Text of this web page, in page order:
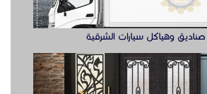
وهياكل سيارات الشرقية